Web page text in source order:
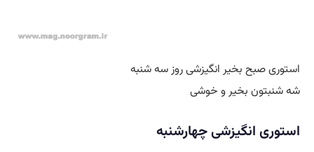
استوری صبح بخیر انگیزشی روز سه شنبه
شه شنبتون بخیر و خوشی
استوری انگیزشی چهارشنبه